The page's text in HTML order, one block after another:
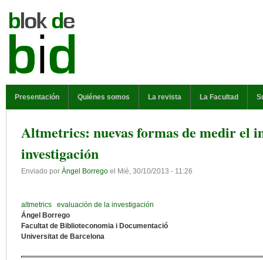
Presentación Quiénes somos La revista La Facultad
Altmetrics: nuevas formas de medir el
investigación
Enviado por Àngel Borrego el Mié, 30/10/2013 - 11:26
altmetrics
evaluación de la investigación
Ángel Borrego
Facultat de Biblioteconomia i Documentació
Universitat de Barcelona